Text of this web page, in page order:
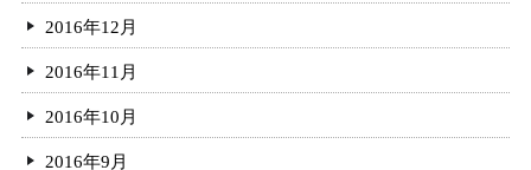
2016年12月
2016年11月
2016年10月
2016年9月